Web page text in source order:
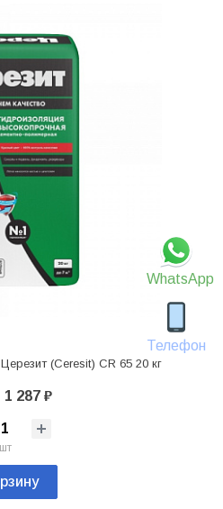
WhatsApp
Телефон
(Ceresit) CR 65 20 кг
287 ₽
шт